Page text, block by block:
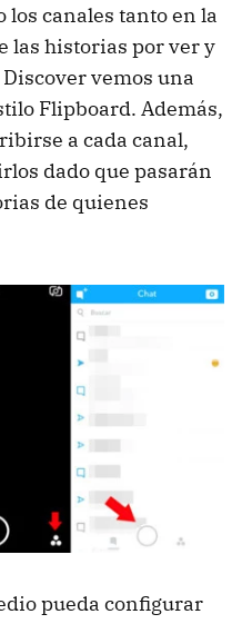
canales tanto en la
las historias por ver y
vemos una
Flipboard. Además,
a cada canal,
dado que pasarán
de quienes
pueda configurar